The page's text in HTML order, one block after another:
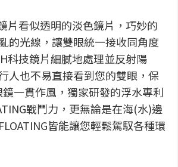
片看似透明的淡色鏡片，巧妙的
的光線，讓雙眼統一接收同角度
科技鏡片細膩地處理並反射陽
人也不易直接看到您的雙眼，保
一貫作風，獨家研發的浮水專利
戰鬥力，更無論是在海(水)邊
皆能讓您輕鬆駕馭各種環